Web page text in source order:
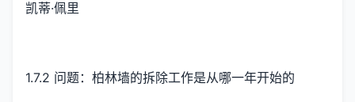
凯蒂·佩里
1.7.2 问题：柏林墙的拆除工作是从哪一年开始的